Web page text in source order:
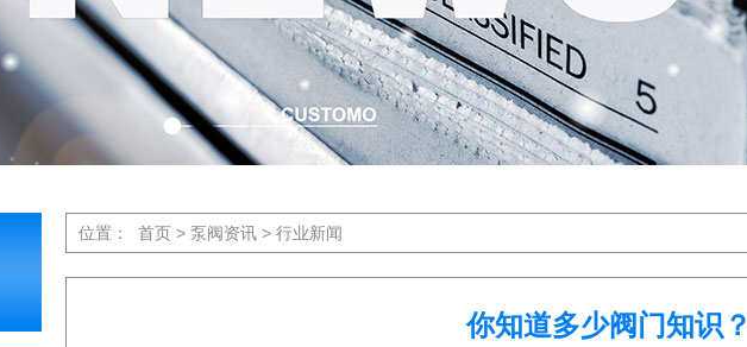
位置： 首页 > 泵阀资讯 > 行业新闻
你知道多少阀门知识？